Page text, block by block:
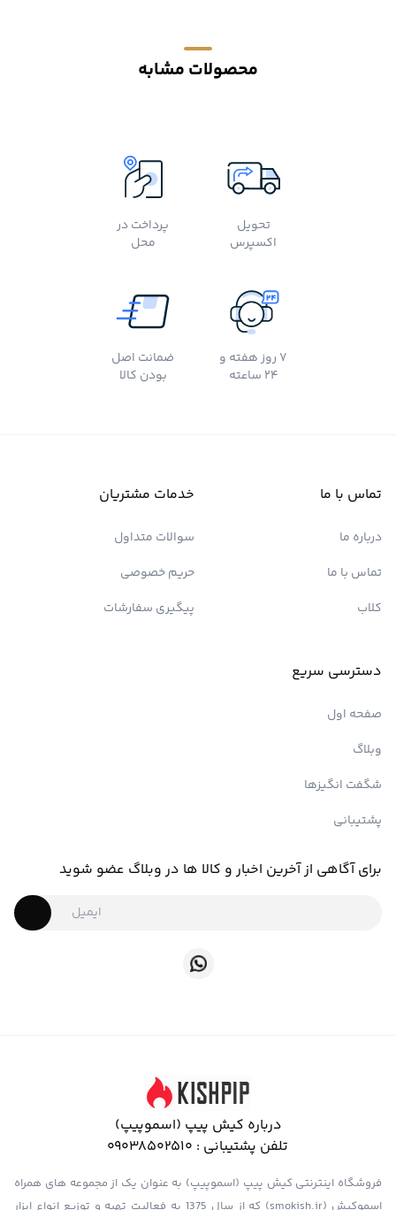
محصولات مشابه
تحویل
اکسپرس
پرداخت در
محل
7 روز هفته و
24 ساعته
ضمانت اصل
بودن کالا
تماس با ما
درباره ما
تماس با ما
کلاب
خدمات مشتریان
سوالات متداول
حریم خصوصی
پیگیری سفارشات
دسترسی سریع
صفحه اول
وبلاگ
شگفت انگیزها
پشتیبانی
برای آگاهی از آخرین اخبار و کالا ها در وبلاگ عضو شوید
درباره کیش پیپ (اسموپیپ)
تلفن پشتیبانی : 09038502510
فروشگاه اینترنتی کیش پیپ (اسموپیپ) به عنوان یک از مجموعه های همراه
اسموکیش (smokish.ir) که از سال 1375 به فعالیت تهیه و توزیع انواع ابزار